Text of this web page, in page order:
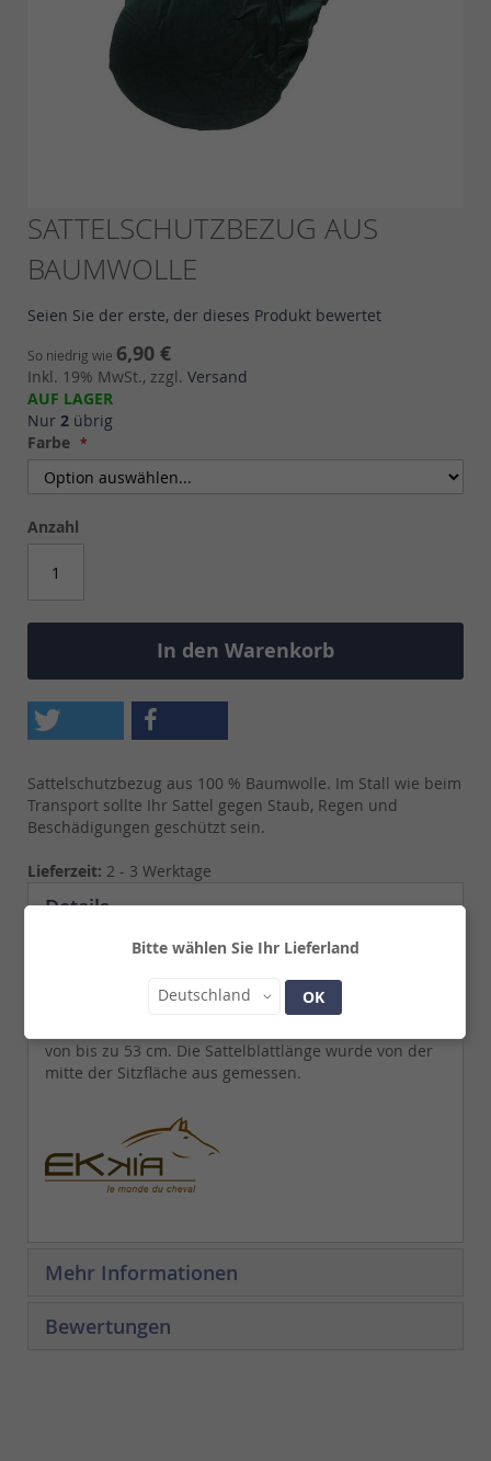
Bitte wählen Sie Ihr Lieferland
Land
Deutschland OK
Skip
to
the
beginning
of
the
images
gallery
SATTELSCHUTZBEZUG AUS
BAUMWOLLE
Seien Sie der erste, der dieses Produkt bewertet
So niedrig wie 6,90 €
Inkl. 19% MwSt., zzgl. Versand
AUF LAGER
Nur 2 übrig
Farbe
Anzahl
In den Warenkorb
Sattelschutzbezug aus 100 % Baumwolle. Im Stall wie beim
Transport sollte Ihr Sattel gegen Staub, Regen und
Beschädigungen geschützt sein.
Lieferzeit: 2 - 3 Werktage
Details
beim Transport sollte Ihr Sattel gegen Staub, Regen
und Beschädigungen geschützt sein. Sitzfläche:
von bis zu 53 cm. Die Sattelblattlänge wurde von der
mitte der Sitzfläche aus gemessen.
Mehr Informationen
Bewertungen